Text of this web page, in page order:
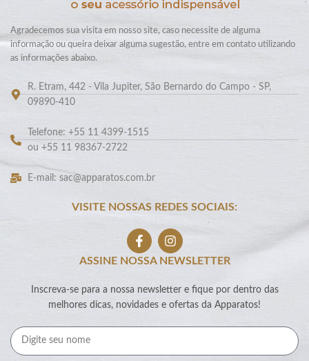
Agradecemos sua visita em nosso site, caso necessite de alguma
informação ou queira deixar alguma sugestão, entre em contato utilizando
as informações abaixo.
R. Etram, 442 - Vila Jupiter, São Bernardo do Campo - SP,
09890-410
Telefone: +55 11 4399-1515
ou +55 11 98367-2722
E-mail: sac@apparatos.com.br
VISITE NOSSAS REDES SOCIAIS:
ASSINE NOSSA NEWSLETTER
Inscreva-se para a nossa newsletter e fique por dentro das
melhores dicas, novidades e ofertas da Apparatos!